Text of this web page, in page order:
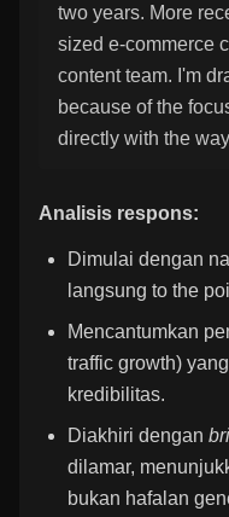
two years. More
sized e-commerce
content team. I'm
because of the
directly with the
Analisis respons:
Dimulai dengan
langsung to the
Mencantumkan
traffic growth)
kredibilitas.
Diakhiri dengan
dilamar,
bukan hafalan